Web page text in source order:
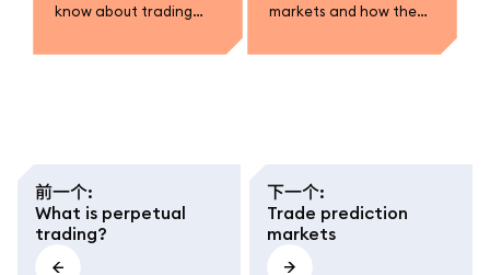
know about trading
MetaMask.
markets and how they
前一个:
What is perpetual
trading?
下一个:
Trade prediction
markets